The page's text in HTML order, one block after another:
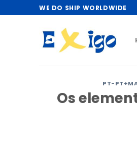
to
WE DO SHIP WORLDWIDE
PT-
Os